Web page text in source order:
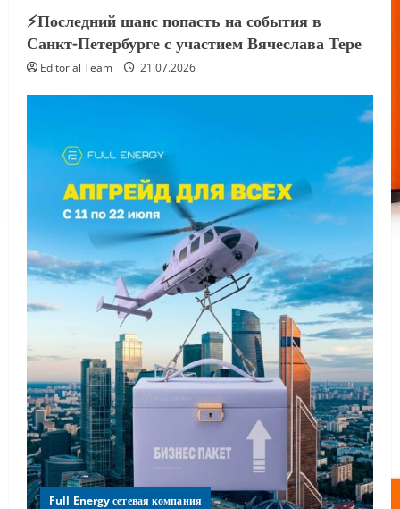
⚡️Последний шанс попасть на события в
Санкт-Петербурге с участием Вячеслава Тере
Editorial Team 21.07.2026
Full Energy сетевая компания